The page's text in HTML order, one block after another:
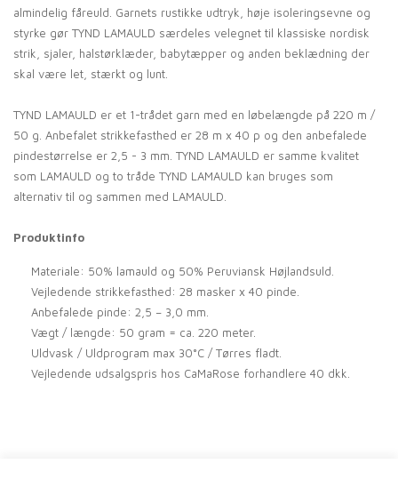
almindelig fåreuld. Garnets rustikke udtryk, høje isoleringsevne og
styrke gør TYND LAMAULD særdeles velegnet til klassiske nordisk
strik, sjaler, halstørklæder, babytæpper og anden beklædning der
skal være let, stærkt og lunt.
TYND LAMAULD er et 1-trådet garn med en løbelængde på 220 m /
50 g. Anbefalet strikkefasthed er 28 m x 40 p og den anbefalede
pindestørrelse er 2,5 - 3 mm. TYND LAMAULD er samme kvalitet
som LAMAULD og to tråde TYND LAMAULD kan bruges som
alternativ til og sammen med LAMAULD.
Produktinfo
Materiale: 50% lamauld og 50% Peruviansk Højlandsuld.
Vejledende strikkefasthed: 28 masker x 40 pinde.
Anbefalede pinde: 2,5 – 3,0 mm.
Vægt / længde: 50 gram = ca. 220 meter.
Uldvask / Uldprogram max 30°C / Tørres fladt.
Vejledende udsalgspris hos CaMaRose forhandlere 40 dkk.